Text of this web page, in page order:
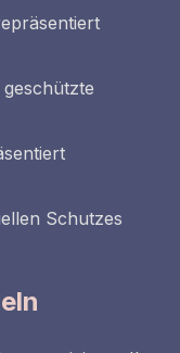
Schutzes